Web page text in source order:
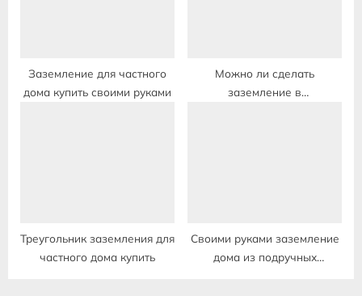
Заземление для частного
дома купить своими руками
Можно ли сделать
заземление в
Треугольник заземления для
частного дома купить
Своими руками заземление
дома из подручных